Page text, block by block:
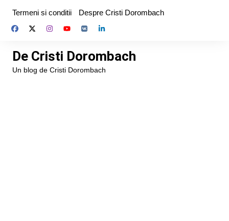
content
Termeni si conditii Despre Cristi Dorombach
De Cristi Dorombach
Un blog de Cristi Dorombach